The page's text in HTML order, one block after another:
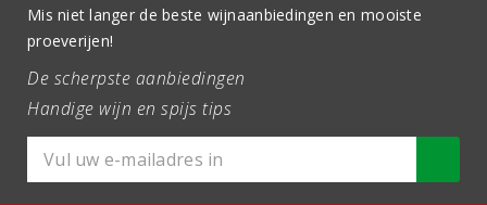
Mis niet langer de beste wijnaanbiedingen en mooiste
proeverijen!
De scherpste aanbiedingen
Handige wijn en spijs tips